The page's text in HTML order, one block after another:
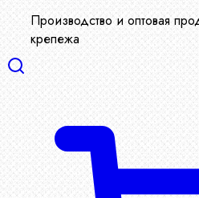
Производство и оптовая
крепежа